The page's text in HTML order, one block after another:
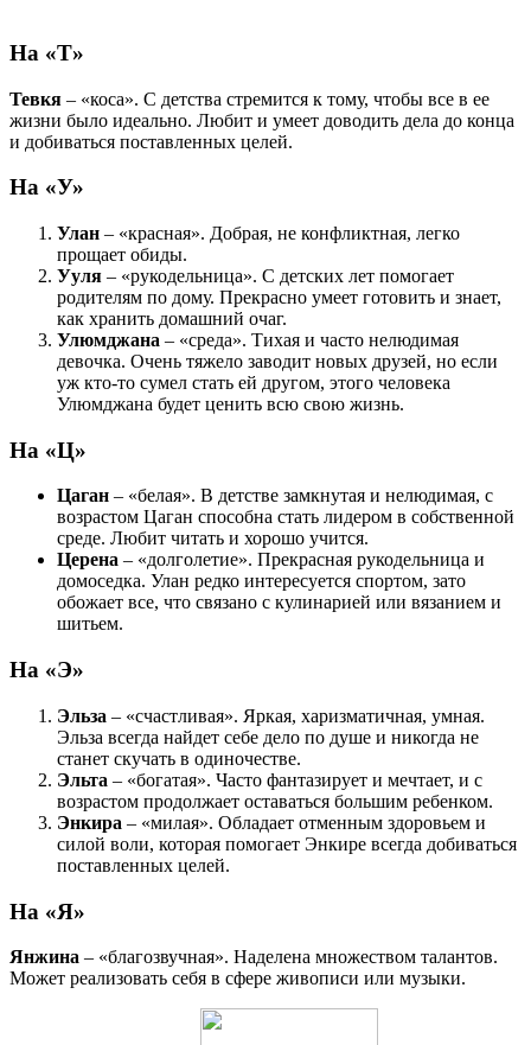
На «Т»
Тевкя – «коса». С детства стремится к тому, чтобы все в ее
жизни было идеально. Любит и умеет доводить дела до конца
и добиваться поставленных целей.
На «У»
Улан – «красная». Добрая, не конфликтная, легко
прощает обиды.
Ууля – «рукодельница». С детских лет помогает
родителям по дому. Прекрасно умеет готовить и знает,
как хранить домашний очаг.
Улюмджана – «среда». Тихая и часто нелюдимая
девочка. Очень тяжело заводит новых друзей, но если
уж кто-то сумел стать ей другом, этого человека
Улюмджана будет ценить всю свою жизнь.
На «Ц»
Цаган – «белая». В детстве замкнутая и нелюдимая, с
возрастом Цаган способна стать лидером в собственной
среде. Любит читать и хорошо учится.
Церена – «долголетие». Прекрасная рукодельница и
домоседка. Улан редко интересуется спортом, зато
обожает все, что связано с кулинарией или вязанием и
шитьем.
На «Э»
Эльза – «счастливая». Яркая, харизматичная, умная.
Эльза всегда найдет себе дело по душе и никогда не
станет скучать в одиночестве.
Эльта – «богатая». Часто фантазирует и мечтает, и с
возрастом продолжает оставаться большим ребенком.
Энкира – «милая». Обладает отменным здоровьем и
силой воли, которая помогает Энкире всегда добиваться
поставленных целей.
На «Я»
Янжина – «благозвучная». Наделена множеством талантов.
Может реализовать себя в сфере живописи или музыки.